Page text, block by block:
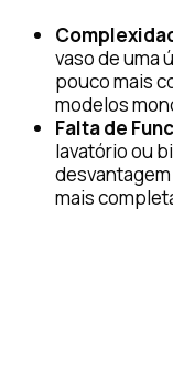
vaso de uma
pouco mais
modelos
Falta de
lavatório ou
mais